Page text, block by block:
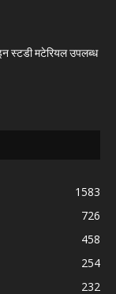
स्टडी मटेरियल उपलब्ध
1583
726
458
254
232